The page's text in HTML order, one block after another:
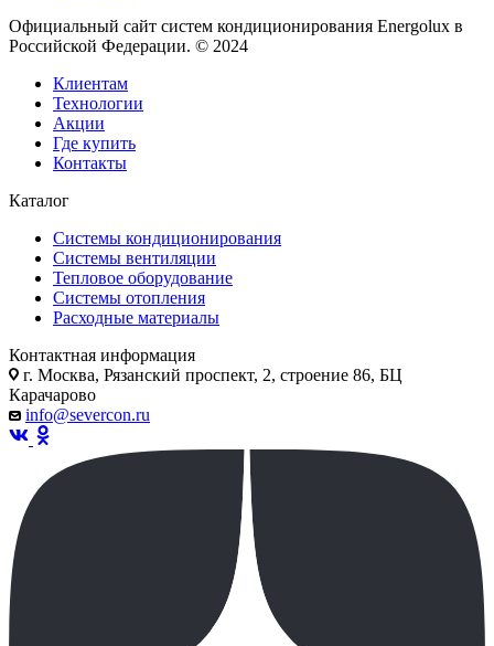
Официальный сайт систем кондиционирования Energolux в
Российской Федерации. © 2024
Клиентам
Технологии
Акции
Где купить
Контакты
Каталог
Системы кондиционирования
Системы вентиляции
Тепловое оборудование
Системы отопления
Расходные материалы
Контактная информация
г. Москва, Рязанский проспект, 2, строение 86, БЦ
Карачарово
info@severcon.ru